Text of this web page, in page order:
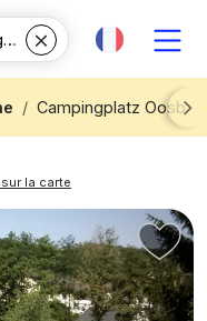
Campingplatz
Next
la carte